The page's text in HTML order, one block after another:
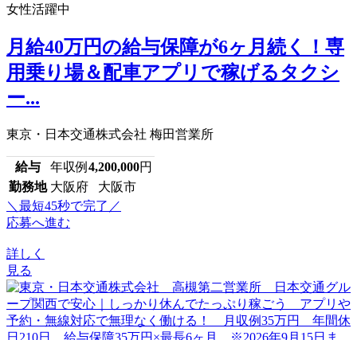
女性活躍中
月給40万円の給与保障が6ヶ月続く！専
用乗り場＆配車アプリで稼げるタクシ
ー...
東京・日本交通株式会社 梅田営業所
給与 年収例 4,200,000円
勤務地 大阪府 大阪市
＼最短45秒で完了／
応募へ進む
詳しく
見る